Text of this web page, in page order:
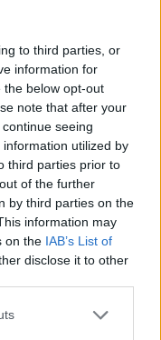
to third parties, or
information for
the below opt-out
note that after your
seeing
utilized by
third parties prior to
of the further
by third parties on the
information may
on the IAB’s List of
disclose it to other